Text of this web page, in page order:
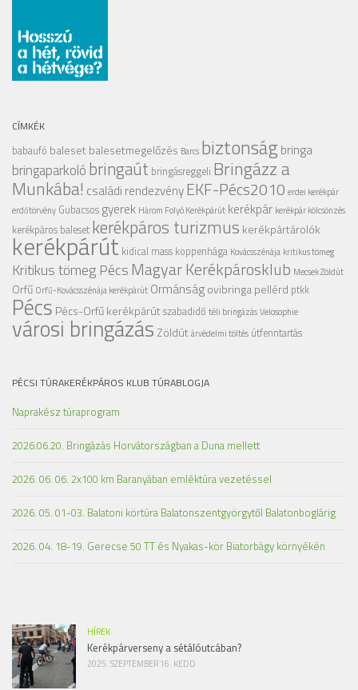
CÍMKÉK
babaufó balesetbalesetmegelőzés Barcs biztonságbringa
bringaparkolóbringaút bringásreggeli Bringázz a
Munkába! családi rendezvényEKF-Pécs2010 erdei kerékpár
erdőtörvény Gubacsos gyerek Három Folyó Kerékpárút kerékpár kerékpár kölcsönzés
kerékpáros baleset kerékpáros turizmus kerékpártárolók
kerékpárút kidical mass koppenhága Kovácsszénája kritikus tömeg
Kritikus tömeg PécsMagyar Kerékpárosklub Mecsek Zöldút
Orfű Orfű-Kovácsszénája kerékpárút Ormánságovibringapellérd ptkk
Pécs Pécs-Orfű kerékpárútszabadidő téli bringázásVelosophie
városi bringázás Zöldútárvédelmi töltés útfenntartás
PÉCSI TÚRAKERÉKPÁROS KLUB TÚRABLOGJA
Naprakész túraprogram
2026.06.20. Bringázás Horvátországban a Duna mellett
2026. 06. 06. 2x100 km Baranyában emléktúra vezetéssel
2026. 05. 01-03. Balatoni körtúra Balatonszentgyörgytől Balatonboglárig
2026. 04. 18-19. Gerecse 50 TT és Nyakas-kör Biatorbágy környékén
HÍREK
Kerékpárverseny a sétálóutcában?
2025. SZEPTEMBER 16. KEDD